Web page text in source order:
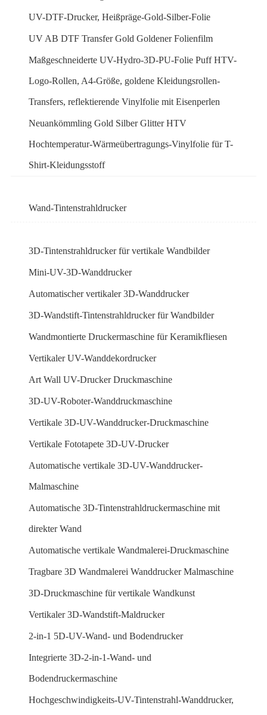
UV-DTF-Drucker, Heißpräge-Gold-Silber-Folie
UV AB DTF Transfer Gold Goldener Folienfilm
Maßgeschneiderte UV-Hydro-3D-PU-Folie Puff HTV-
Logo-Rollen, A4-Größe, goldene Kleidungsrollen-
Transfers, reflektierende Vinylfolie mit Eisenperlen
Neuankömmling Gold Silber Glitter HTV
Hochtemperatur-Wärmeübertragungs-Vinylfolie für T-
Shirt-Kleidungsstoff
Wand-Tintenstrahldrucker
3D-Tintenstrahldrucker für vertikale Wandbilder
Mini-UV-3D-Wanddrucker
Automatischer vertikaler 3D-Wanddrucker
3D-Wandstift-Tintenstrahldrucker für Wandbilder
Wandmontierte Druckermaschine für Keramikfliesen
Vertikaler UV-Wanddekordrucker
Art Wall UV-Drucker Druckmaschine
3D-UV-Roboter-Wanddruckmaschine
Vertikale 3D-UV-Wanddrucker-Druckmaschine
Vertikale Fototapete 3D-UV-Drucker
Automatische vertikale 3D-UV-Wanddrucker-
Malmaschine
Automatische 3D-Tintenstrahldruckermaschine mit
direkter Wand
Automatische vertikale Wandmalerei-Druckmaschine
Tragbare 3D Wandmalerei Wanddrucker Malmaschine
3D-Druckmaschine für vertikale Wandkunst
Vertikaler 3D-Wandstift-Maldrucker
2-in-1 5D-UV-Wand- und Bodendrucker
Integrierte 3D-2-in-1-Wand- und
Bodendruckermaschine
Hochgeschwindigkeits-UV-Tintenstrahl-Wanddrucker,